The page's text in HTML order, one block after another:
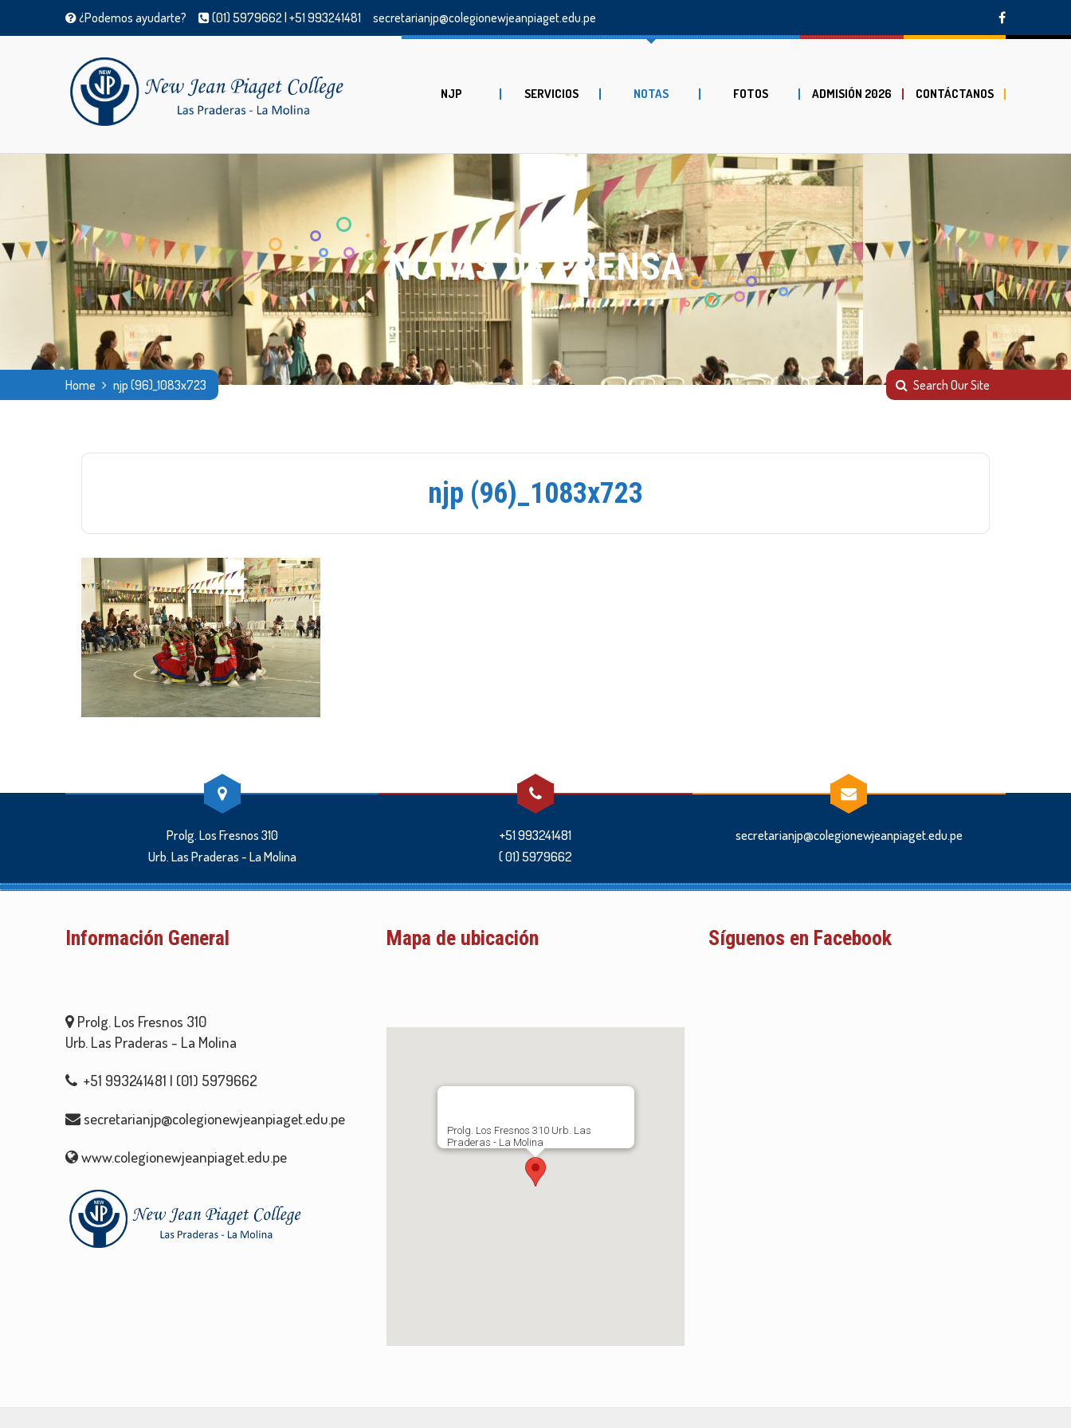
¿Podemos ayudarte? (01) 5979662 | +51 993241481 secretarianjp@colegionewjeanpiaget.edu.pe
NJP SERVICIOS NOTAS FOTOS ADMISIÓN 2026 CONTÁCTANOS
NOTAS DE PRENSA
Home njp (96)_1083x723
njp (96)_1083x723
Prolg. Los Fresnos 310
Urb. Las Praderas - La Molina
+51 993241481
( 01) 5979662
secretarianjp@colegionewjeanpiaget.edu.pe
Información General
Prolg. Los Fresnos 310
Urb. Las Praderas - La Molina
+51 993241481 | (01) 5979662
secretarianjp@colegionewjeanpiaget.edu.pe
www.colegionewjeanpiaget.edu.pe
Mapa de ubicación
Prolg. Los Fresnos 310 Urb. Las
Praderas - La Molina
Síguenos en Facebook